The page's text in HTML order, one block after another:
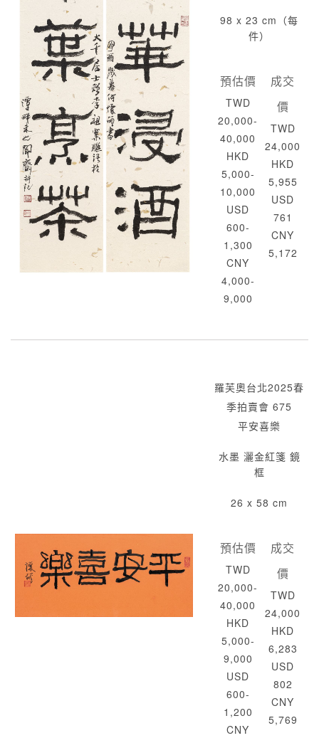
98 x 23 cm（每
件）
預估價
TWD
20,000-
40,000
HKD
5,000-
10,000
USD
600-
1,300
CNY
4,000-
9,000
成交
價
TWD
24,000
HKD
5,955
USD
761
CNY
5,172
羅芙奧台北2025春
季拍賣會 675
平安喜樂
水墨 灑金紅箋 鏡
框
26 x 58 cm
預估價
TWD
20,000-
40,000
HKD
5,000-
9,000
USD
600-
1,200
CNY
成交
價
TWD
24,000
HKD
6,283
USD
802
CNY
5,769